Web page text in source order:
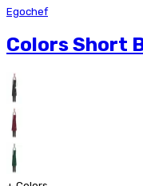
Egochef
Colors Short